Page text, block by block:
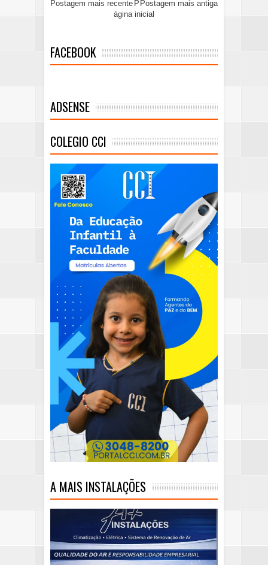
Postagem mais recente Postagem mais antiga
P
ágina inicial
FACEBOOK
ADSENSE
COLEGIO CCI
A MAIS INSTALAÇÕES